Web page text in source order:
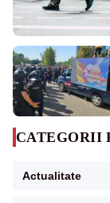
CATEGORII
Actualitate